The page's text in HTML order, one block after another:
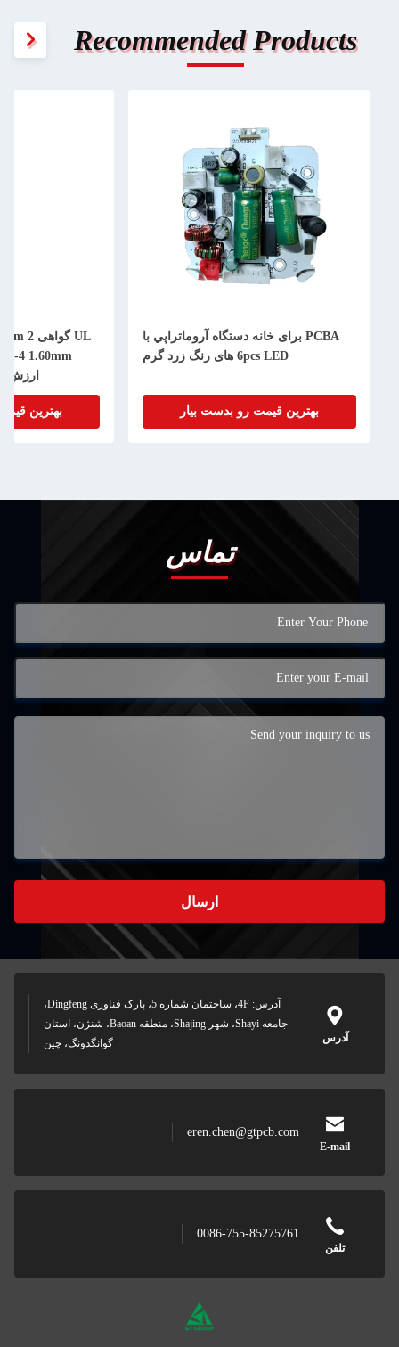
Recommended Products
PCBA برای خانه دستگاه آروماتراپي با
6pcs LED های رنگ زرد گرم
بهترین قیمت رو بدست بیار
ارزش PCBA سیستم محصول
بهترین
تماس
ارسال
آدرس
آدرس: 4F، ساختمان شماره 5، پارک فناوری Dingfeng،
جامعه Shayi، شهر Shajing، منطقه Baoan، شنژن، استان
گوانگدونگ، چین
E-mail
eren.chen@gtpcb.com
تلفن
0086-755-85275761